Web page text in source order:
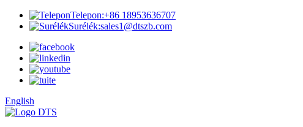
Telepon:+86 18953636707
Surélék:sales1@dtszb.com
English